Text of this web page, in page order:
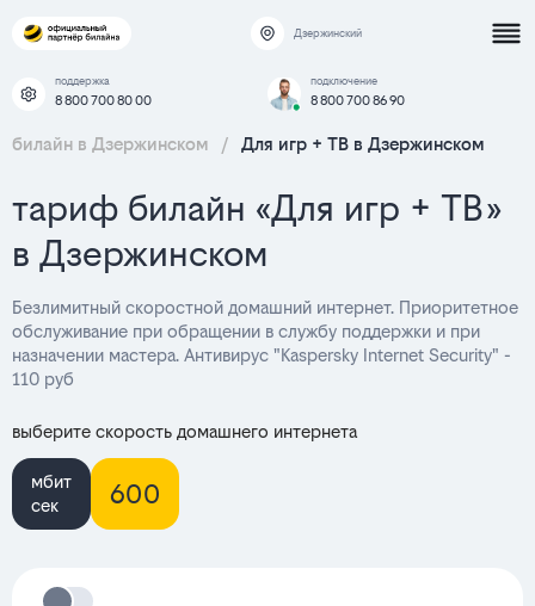
Дзержинский
поддержка
8 800 700 80 00
подключение
8 800 700 86 90
билайн в Дзержинском / Для игр + ТВ в Дзержинском
тариф билайн «Для игр + ТВ»
в Дзержинском
Безлимитный скоростной домашний интернет. Приоритетное
обслуживание при обращении в службу поддержки и при
назначении мастера. Антивирус "Kaspersky Internet Security" -
110 руб
выберите скорость домашнего интернета
мбит
сек
600